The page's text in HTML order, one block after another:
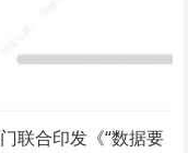
联合印发《“数据要